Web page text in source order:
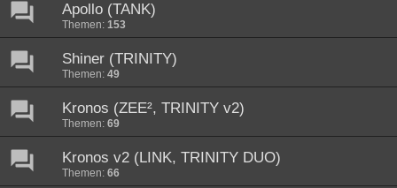
Apollo (TANK)
Themen: 153
Shiner (TRINITY)
Themen: 49
Kronos (ZEE², TRINITY v2)
Themen: 69
Kronos v2 (LINK, TRINITY DUO)
Themen: 66